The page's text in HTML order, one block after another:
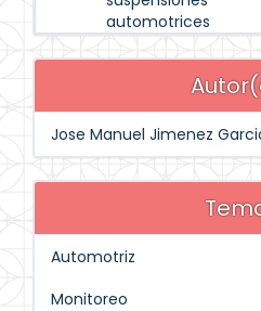
automotrices
Jose Manuel Jimenez
Automotriz
Monitoreo